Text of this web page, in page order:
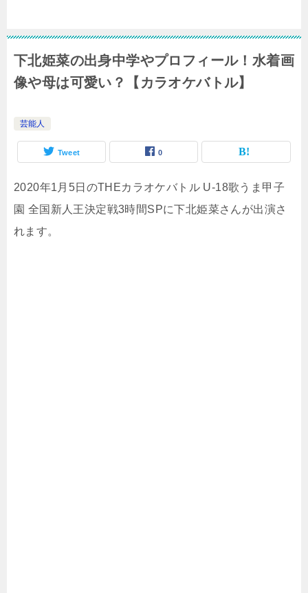
下北姫菜の出身中学やプロフィール！水着画
像や母は可愛い？【カラオケバトル】
芸能人
Tweet 0
2020年1月5日のTHEカラオケバトル U-18歌うま甲子
園 全国新人王決定戦3時間SPに下北姫菜さんが出演さ
れます。